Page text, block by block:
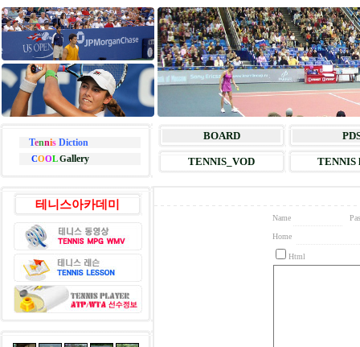
TennisDiction
COOLGallery
BOARD
TENNIS_VOD TENNIS
테니스아카데미
Name
Home
Html